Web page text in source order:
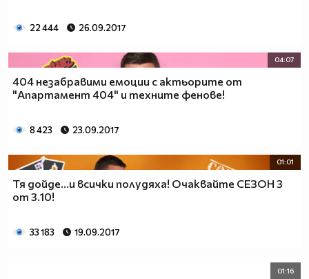
22 444 26.09.2017
04:07
404 незабравими емоции с актьорите от
"Апартамент 404" и техните фенове!
8 423 23.09.2017
01:01
Тя дойде...и всички полудяха! Очаквайте СЕЗОН 3
от 3.10!
33 183 19.09.2017
01:16